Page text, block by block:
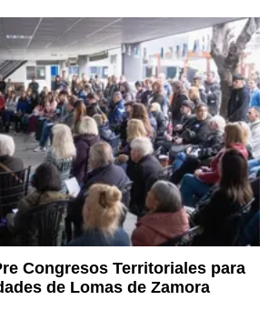
Congresos Territoriales para
de Lomas de Zamora